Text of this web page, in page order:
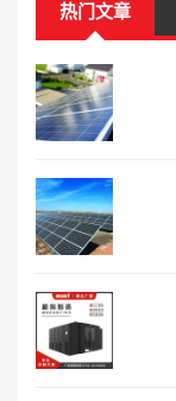
热门文章